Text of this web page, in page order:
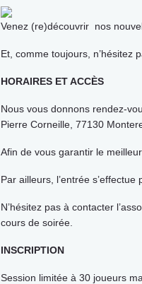
Venez (re)découvrir nos
Et, comme toujours,
HORAIRES ET ACCÈS
Nous vous donnons rendez-
Pierre Corneille, 77130
Afin de vous garantir le
Par ailleurs, l’entrée
N’hésitez pas à contacter
cours de soirée.
INSCRIPTION
Session limitée à 30 joueurs